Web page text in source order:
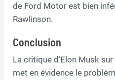
de Ford Motor est bien
Rawlinson.
Conclusion
La critique d’Elon Musk
met en évidence le